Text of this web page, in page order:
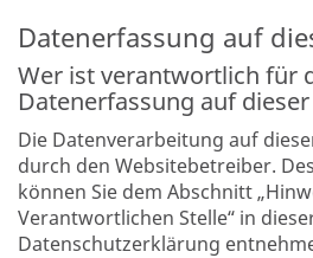
Datenerfassung auf
Wer ist verantwortlich für
Datenerfassung auf
Die Datenverarbeitung auf
durch den Websitebetreiber.
können Sie dem Abschnitt
Verantwortlichen Stelle“ in
Datenschutzerklärung